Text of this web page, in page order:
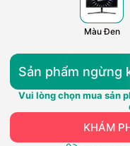
Màu Đen
Sản phẩm ngừng
Vui lòng chọn mua sản
KHÁM